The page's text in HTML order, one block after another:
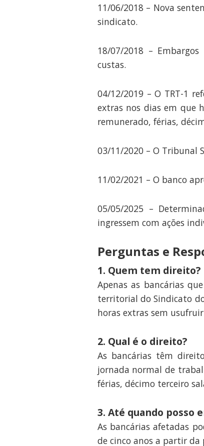
11/06/2018 – Nova
sindicato.
18/07/2018 –
custas.
04/12/2019 – O TRT-1
extras nos dias em que
remunerado, férias,
03/11/2020 – O Tribunal
11/02/2021 – O banco
05/05/2025 –
ingressem com ações
Perguntas e
1. Quem tem direito?
Apenas as bancárias
territorial do Sindicato
horas extras sem
2. Qual é o direito?
As bancárias têm
jornada normal de
férias, décimo terceiro
3. Até quando posso
As bancárias afetadas
de cinco anos a partir da